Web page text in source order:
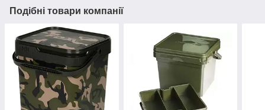
Подібні товари компанії